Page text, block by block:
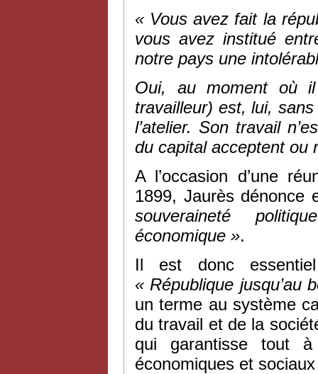
« Vous avez fait la
vous avez institué
notre pays une
Oui, au moment où
travailleur) est, lui,
l’atelier. Son travail
du capital acceptent ou
A l’occasion d’une
1899, Jaurès dénonce
souveraineté
économique ».
Il est donc
« République jusqu’au
un terme au système
du travail et de la
qui garantisse tout
économiques et